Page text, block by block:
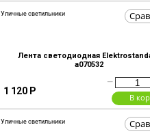
Уличные светильники
Лента светодиодная
a070532
1 120 Р
−
В
Уличные светильники